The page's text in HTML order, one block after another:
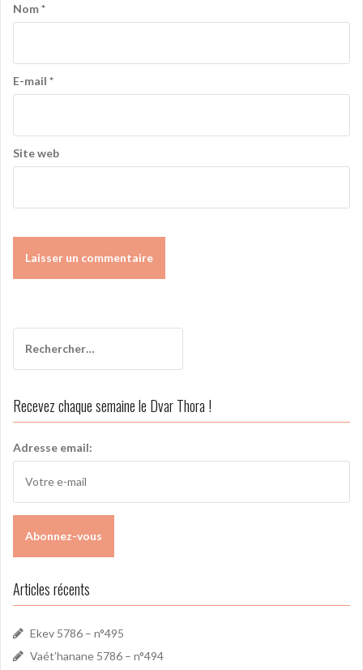
Nom*
E-mail *
Site web
t
r
a
t
v
Recevez chaque semaine le Dvar Thora !
Adresse email:
Articles récents
Ekev 5786 – n°495
Vaét’hanane 5786 – n°494